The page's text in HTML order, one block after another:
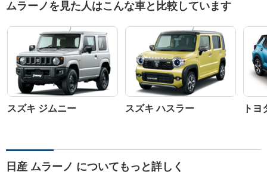
ムラーノを見た人はこんな車と比較しています
スズキ ジムニー スズキ ハスラー トヨ
日産 ムラーノ についてもっと詳しく